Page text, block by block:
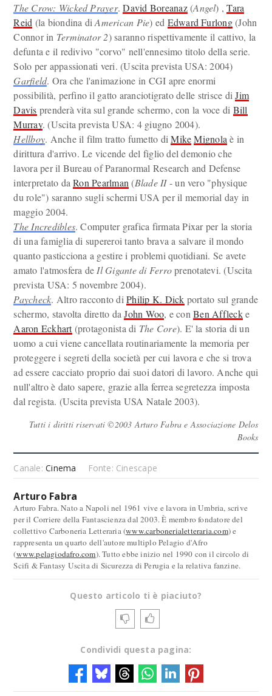
The Crow: Wicked Prayer.David Boreanaz(Angel) ,Tara
Reid (la biondina diAmerican Pie) ed Edward Furlong(John
Connor in Terminator 2) saranno rispettivamente il cattivo, la
defunta e il redivivo "corvo" nell'ennesimo titolo della serie.
Solo per appassionati veri. (Uscita prevista USA: 2004)
Garfield. Ora che l'animazione in CGI apre enormi
possibilità, perfino il gatto aranciotigrato delle strisce diJim
Davis prenderà vita sul grande schermo, con la voce di Bill
Murray. (Uscita prevista USA: 4 giugno 2004).
Hellboy. Anche il film tratto fumetto diMike Mignola è in
dirittura d'arrivo. Le vicende del figlio del demonio che
lavora per il Bureau of Paranormal Research and Defense
interpretato daRon Pearlman (Blade II- un vero "physique
du role") saranno sugli schermi USA per il memorial day in
maggio 2004.
The Incredibles. Computer grafica firmata Pixar per la storia
di una famiglia di supereroi tanto brava a salvare il mondo
quanto pasticciona a gestire i problemi quotidiani. Se avete
amato l'atmosfera de Il Gigante di Ferroprenotatevi. (Uscita
prevista USA: 5 novembre 2004).
Paycheck. Altro racconto diPhilip K. Dick portato sul grande
schermo, stavolta diretto daJohn Woo, e conBen Afflecke
Aaron Eckhart(protagonista di The Core). E' la storia di un
uomo a cui viene cancellata routinariamente la memoria per
proteggere i segreti della società per cui lavora e che si trova
ad essere cacciato proprio dai suoi datori di lavoro. Anche qui
null'altro è dato sapere, grazie alla ferrea segretezza imposta
dal regista. (Uscita prevista USA Natale 2003).
Tutti i diritti riservati ©2003 Arturo Fabra e Associazione Delos
Books
Canale:Cinema Fonte: Cinescape
Arturo Fabra
Arturo Fabra. Nato a Napoli nel 1961 vive e lavora in Umbria, scrive
per il Corriere della Fantascienza dal 2003. È membro fondatore del
collettivo Carboneria Letteraria (www.carbonerialetteraria.com) e
rappresenta un quarto dell'autore multiplo Pelagio d'Afro
(www.pelagiodafro.com). Tutto ebbe inizio nel 1990 con il circolo di
Scifi & Fantasy Uscita di Sicurezza di Perugia e la relativa fanzine.
Questo articolo ti è piaciuto?
Condividi questa pagina: